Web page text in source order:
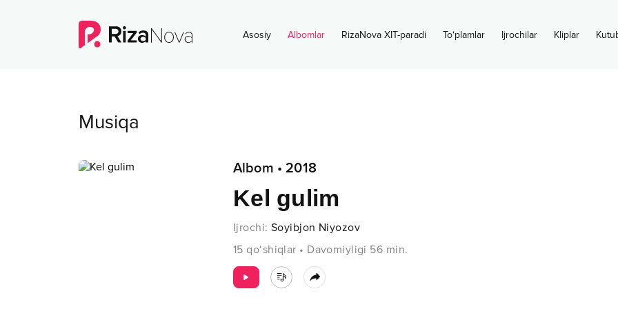
Asosiy Albomlar RizaNova XIT-paradi To‘plamlar Ijrochilar Kliplar
Musiqa
Albom • 2018
Kel gulim
Ijrochi: Soyibjon Niyozov
15 qo‘shiqlar • Davomiyligi 56 min.